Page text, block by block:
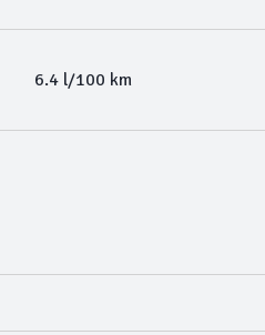
6.4 l/100 km